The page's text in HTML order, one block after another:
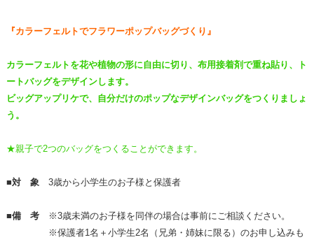
『カラーフェルトでフラワーポップバッグづくり』
カラーフェルトを花や植物の形に自由に切り、布用接着剤で重ね貼り、ト
ートバッグをデザインします。
ビッグアップリケで、自分だけのポップなデザインバッグをつくりましょ
う。
★親子で2つのバッグをつくることができます。
■対 象 3歳から小学生のお子様と保護者
■備 考
※3歳未満のお子様を同伴の場合は事前にご相談ください。
※保護者1名＋小学生2名（兄弟・姉妹に限る）のお申し込みも